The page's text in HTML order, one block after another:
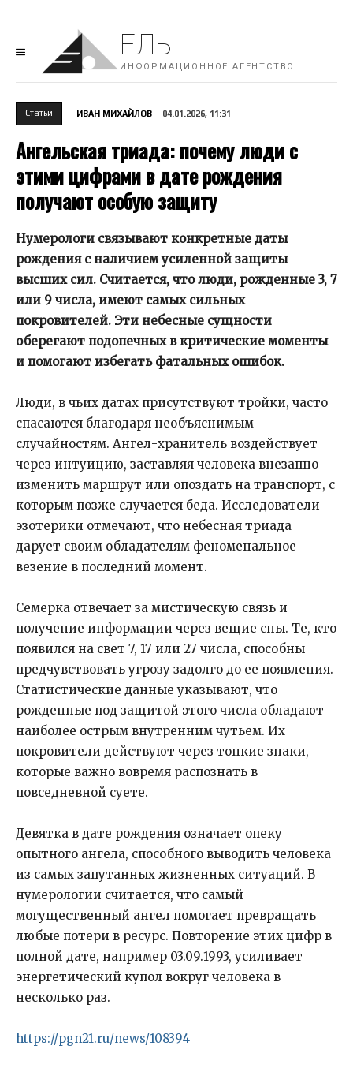
ЕЛЬ
ИНФОРМАЦИОННОЕ АГЕНТСТВО
Cтатьи ИВАН МИХАЙЛОВ 04.01.2026, 11:31
Ангельская триада: почему люди с
этими цифрами в дате рождения
получают особую защиту
Нумерологи связывают конкретные даты
рождения с наличием усиленной защиты
высших сил. Считается, что люди, рожденные 3, 7
или 9 числа, имеют самых сильных
покровителей. Эти небесные сущности
оберегают подопечных в критические моменты
и помогают избегать фатальных ошибок.
Люди, в чьих датах присутствуют тройки, часто
спасаются благодаря необъяснимым
случайностям. Ангел-хранитель воздействует
через интуицию, заставляя человека внезапно
изменить маршрут или опоздать на транспорт, с
которым позже случается беда. Исследователи
эзотерики отмечают, что небесная триада
дарует своим обладателям феноменальное
везение в последний момент.
Семерка отвечает за мистическую связь и
получение информации через вещие сны. Те, кто
появился на свет 7, 17 или 27 числа, способны
предчувствовать угрозу задолго до ее появления.
Статистические данные указывают, что
рожденные под защитой этого числа обладают
наиболее острым внутренним чутьем. Их
покровители действуют через тонкие знаки,
которые важно вовремя распознать в
повседневной суете.
Девятка в дате рождения означает опеку
опытного ангела, способного выводить человека
из самых запутанных жизненных ситуаций. В
нумерологии считается, что самый
могущественный ангел помогает превращать
любые потери в ресурс. Повторение этих цифр в
полной дате, например 03.09.1993, усиливает
энергетический купол вокруг человека в
несколько раз.
https://pgn21.ru/news/108394